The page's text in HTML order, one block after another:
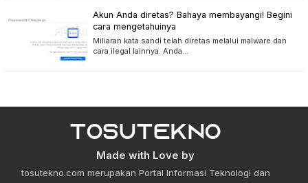
Akun Anda diretas? Bahaya membayangi! Begini
cara mengetahuinya
Miliaran kata sandi telah diretas melalui malware dan
cara ilegal lainnya. Anda…
Made with Love by
tosutekno.com merupakan Portal Informasi Teknologi dan